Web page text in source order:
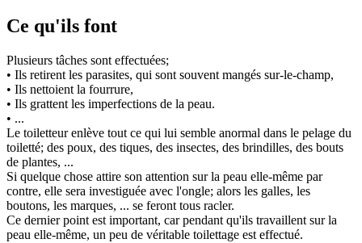
Ce qu'ils font
Plusieurs tâches sont effectuées;
• Ils retirent les parasites, qui sont souvent mangés sur-le-champ,
• Ils nettoient la fourrure,
• Ils grattent les imperfections de la peau.
• ...
Le toiletteur enlève tout ce qui lui semble anormal dans le pelage du
toiletté; des poux, des tiques, des insectes, des brindilles, des bouts
de plantes, ...
Si quelque chose attire son attention sur la peau elle-même par
contre, elle sera investiguée avec l'ongle; alors les galles, les
boutons, les marques, ... se feront tous racler.
Ce dernier point est important, car pendant qu'ils travaillent sur la
peau elle-même, un peu de véritable toilettage est effectué.